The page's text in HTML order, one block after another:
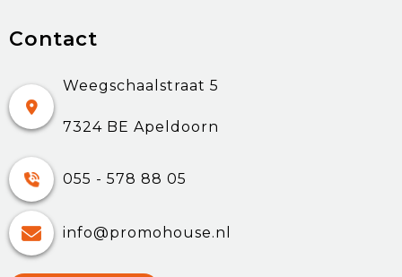
Contact
Weegschaalstraat 5
7324 BE Apeldoorn
055 - 578 88 05
info@promohouse.nl